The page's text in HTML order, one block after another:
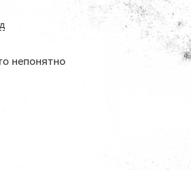
непонятно